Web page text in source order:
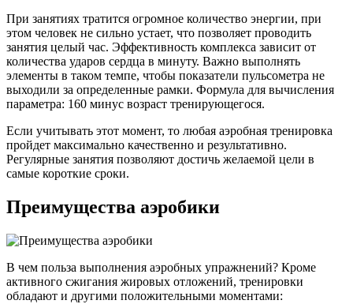
При занятиях тратится огромное количество энергии, при
этом человек не сильно устает, что позволяет проводить
занятия целый час. Эффективность комплекса зависит от
количества ударов сердца в минуту. Важно выполнять
элементы в таком темпе, чтобы показатели пульсометра не
выходили за определенные рамки. Формула для вычисления
параметра: 160 минус возраст тренирующегося.
Если учитывать этот момент, то любая аэробная тренировка
пройдет максимально качественно и результативно.
Регулярные занятия позволяют достичь желаемой цели в
самые короткие сроки.
Преимущества аэробики
В чем польза выполнения аэробных упражнений? Кроме
активного сжигания жировых отложений, тренировки
обладают и другими положительными моментами: